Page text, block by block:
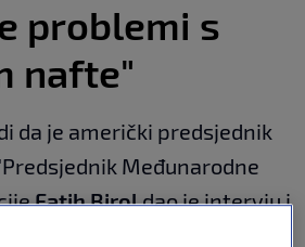
problemi s
nafte"
da je američki predsjednik
Međunarodne
Fatih Biroldao je intervju i